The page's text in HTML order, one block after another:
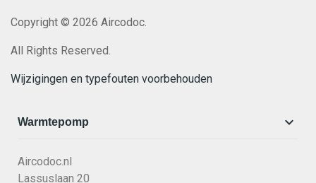
Copyright © 2026 Aircodoc.
All Rights Reserved.
Wijzigingen en typefouten voorbehouden
Warmtepomp 
Aircodoc.nl
Lassuslaan 20